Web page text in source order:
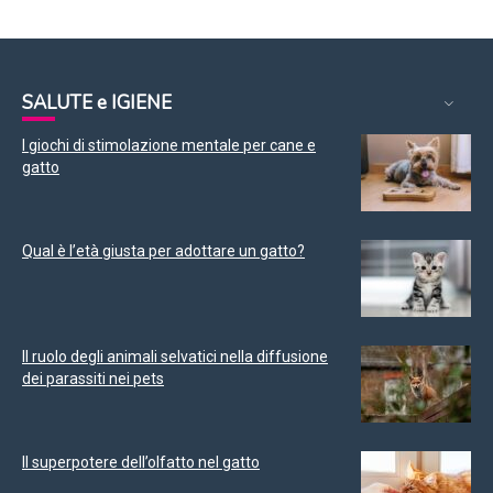
SALUTE e IGIENE
I giochi di stimolazione mentale per cane e
gatto
Qual è l’età giusta per adottare un gatto?
Il ruolo degli animali selvatici nella diffusione
dei parassiti nei pets
Il superpotere dell’olfatto nel gatto